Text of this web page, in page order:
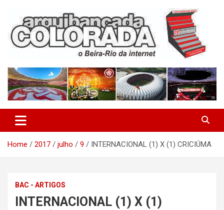
content
Arquibancada Colorada
Home 2017 julho 9 INTERNACIONAL (1) X (1) CRICIÚMA
BAC - ARTIGOS
INTERNACIONAL (1) X (1)